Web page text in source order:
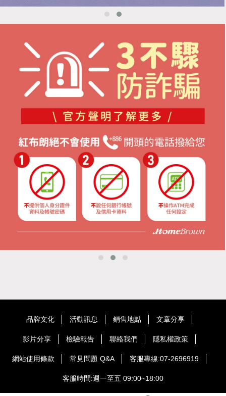
品牌文化 活動訊息 銷售地點 文章分享
影片分享 檢驗報告 聯絡我們 隱私權政策
網站使用條款 常見問題 Q&A 客服專線:07-2696919
客服時間:週一至五 09:00~18:00